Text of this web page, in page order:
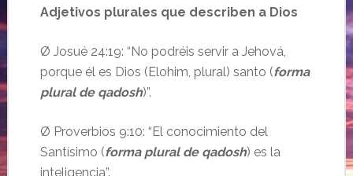
Adjetivos plurales que describen a Dios
Ø Josué 24:19: “No podréis servir a Jehová,
porque él es Dios (Elohim, plural) santo (forma
plural de qadosh)”.
Ø Proverbios 9:10: “El conocimiento del
Santísimo (forma plural de qadosh) es la
inteligencia”.